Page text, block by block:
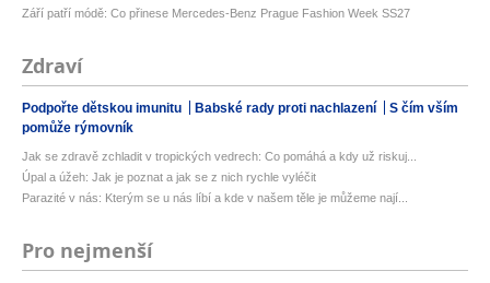
Září patří módě: Co přinese Mercedes-Benz Prague Fashion Week SS27
Zdraví
Podpořte dětskou imunitu Babské rady proti nachlazení
S čím vším
pomůže rýmovník
Jak se zdravě zchladit v tropických vedrech: Co pomáhá a kdy už riskuj...
Úpal a úžeh: Jak je poznat a jak se z nich rychle vyléčit
Parazité v nás: Kterým se u nás líbí a kde v našem těle je můžeme nají...
Pro nejmenší